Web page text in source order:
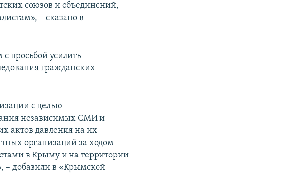
союзов и объединений,
– сказано в
просьбой усилить
гражданских
с целью
независимых СМИ и
актов давления на их
организаций за ходом
в Крыму и на территории
– добавили в «Крымской